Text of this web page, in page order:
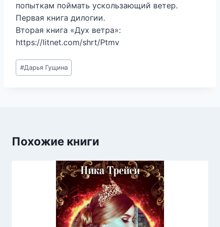
попыткам поймать ускользающий ветер.
Первая книга дилогии.
Вторая книга «Дух ветра»:
https://litnet.com/shrt/Ptmv
Метки
записи:
#Дарья Гущина
Похожие книги